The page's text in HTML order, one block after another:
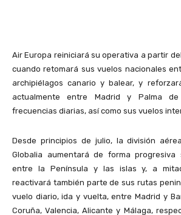
Air Europa reiniciará su operativa a partir
cuando retomará sus vuelos nacionales
archipiélagos canario y balear, y
actualmente entre Madrid y Palma
frecuencias diarias, así como sus vuelos
Desde principios de julio, la división
Globalia aumentará de forma
entre la Península y las islas y, a
reactivará también parte de sus rutas
vuelo diario, ida y vuelta, entre Madrid y
Coruña, Valencia, Alicante y Málaga,